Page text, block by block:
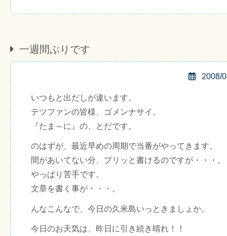
一週間ぶりです
2008/
いつもと出だしが違います。
テツファンの皆様、ゴメンナサイ。
『たま～に』の、とだです。
のはずが、最近早めの周期で当番がやってきます。
間があいてない分、プリッと書けるのですが・・・。
やっぱり苦手です。
文章を書く事が・・・。
んなこんなで、今日の久米島いっときましょか。
今日のお天気は、昨日に引き続き晴れ！！